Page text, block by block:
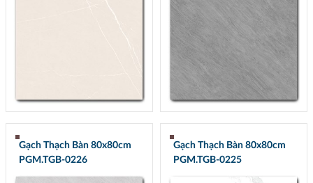
Gạch Thạch Bàn 80x80cm
PGM.TGB-0226
Gạch Thạch Bàn 80x80cm
PGM.TGB-0225